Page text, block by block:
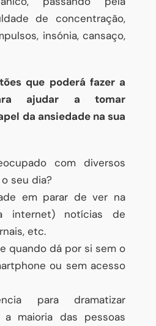
de concentração,
insónia, cansaço,
que poderá fazer a
ajudar a tomar
da ansiedade na sua
com diversos
seu dia?
em parar de ver na
internet) notícias de
etc.
quando dá por si sem o
ou sem acesso
para dramatizar
maioria das pessoas